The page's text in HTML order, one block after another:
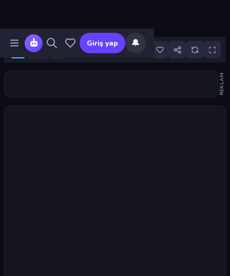
Giriş yap 🔔
9
REKLAM